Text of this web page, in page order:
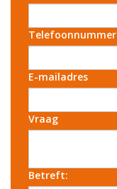
Telefoonnummer
E-mailadres
Vraag
Betreft: